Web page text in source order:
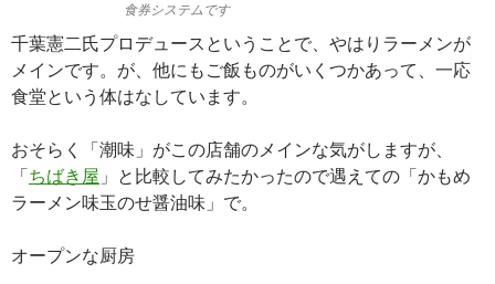
食券システムです
千葉憲二氏プロデュースということで、やはりラーメンが
メインです。が、他にもご飯ものがいくつかあって、一応
食堂という体はなしています。
おそらく「潮味」がこの店舗のメインな気がしますが、
「ちばき屋 」と比較してみたかったので遇えての「かもめ
ラーメン味玉のせ醤油味」で。
オープンな厨房